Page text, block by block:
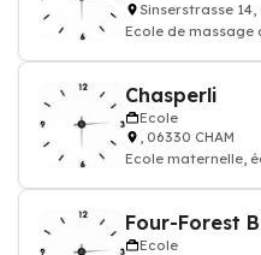
Sinserstrasse 14,
Ecole de massage
Chasperli
Ecole
, 06330 CHAM
Ecole maternelle,
Ecole